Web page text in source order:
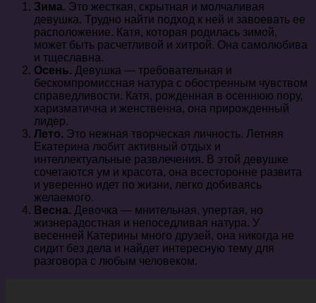
Зима. Это жесткая, скрытная и молчаливая
девушка. Трудно найти подход к ней и завоевать ее
расположение. Катя, которая родилась зимой,
может быть расчетливой и хитрой. Она самолюбива
и тщеславна.
Осень. Девушка — требовательная и
бескомпромиссная натура с обостренным чувством
справедливости. Катя, рожденная в осеннюю пору,
харизматична и женственна, она прирожденный
лидер.
Лето. Это нежная творческая личность. Летняя
Екатерина любит активный отдых и
интеллектуальные развлечения. В этой девушке
сочетаются ум и красота, она всесторонне развита
и уверенно идет по жизни, легко добиваясь
желаемого.
Весна. Девочка — мнительная, упертая, но
жизнерадостная и непоседливая натура. У
весенней Катерины много друзей, она никогда не
сидит без дела и найдет интересную тему для
разговора с любым человеком.